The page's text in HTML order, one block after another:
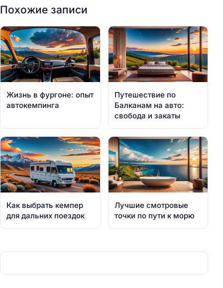
Похожие записи
Жизнь в фургоне: опыт
автокемпинга
Путешествие по
Балканам на авто:
свобода и закаты
Как выбрать кемпер
для дальних поездок
Лучшие смотровые
точки по пути к морю